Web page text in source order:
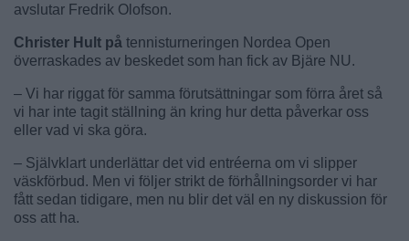
avslutar Fredrik Olofson.
Christer Hult på tennisturneringen Nordea Open
överraskades av beskedet som han fick av Bjäre NU.
– Vi har riggat för samma förutsättningar som förra året så
vi har inte tagit ställning än kring hur detta påverkar oss
eller vad vi ska göra.
– Självklart underlättar det vid entréerna om vi slipper
väskförbud. Men vi följer strikt de förhållningsorder vi har
fått sedan tidigare, men nu blir det väl en ny diskussion för
oss att ha.